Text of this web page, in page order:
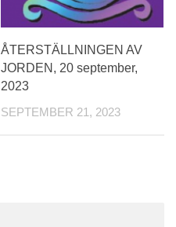
ÅTERSTÄLLNINGEN AV
JORDEN, 20 september,
2023
SEPTEMBER 21, 2023